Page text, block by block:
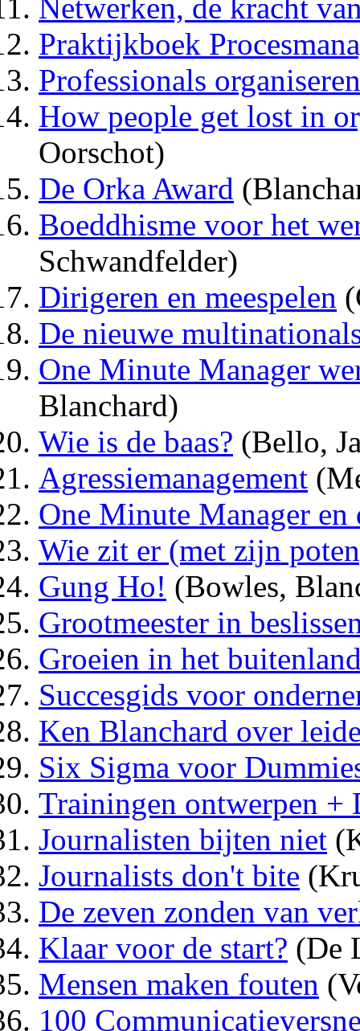
Netwerken, de kracht
Praktijkboek
Professionals
How people get lost in
Oorschot)
De Orka Award
Boeddhisme voor het
Schwandfelder)
Dirigeren en meespelen
De nieuwe
One Minute Manager
Blanchard)
Wie is de baas? (Bello,
Agressiemanagement
One Minute Manager en
Wie zit er (met zijn
Gung Ho! (Bowles,
Grootmeester in
Groeien in het
Succesgids voor
Ken Blanchard over
Six Sigma voor
Trainingen ontwerpen +
Journalisten bijten niet
Journalists don't bite
De zeven zonden van
Klaar voor de start? (De
Mensen maken fouten
100